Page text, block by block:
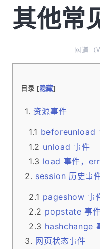
其他常
网道（
目录 [隐藏]
资源事件
beforeunload
unload 事件
load 事件，
session 历史事
pageshow 事
popstate 事
hashchange
网页状态事件